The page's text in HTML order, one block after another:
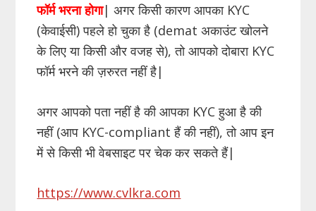
फॉर्म भरना होगा| अगर किसी कारण आपका KYC
(केवाईसी) पहले हो चुका है (demat अकाउंट खोलने
के लिए या किसी और वजह से), तो आपको दोबारा KYC
फॉर्म भरने की ज़रुरत नहीं है|
अगर आपको पता नहीं है की आपका KYC हुआ है की
नहीं (आप KYC-compliant हैं की नहीं), तो आप इन
में से किसी भी वेबसाइट पर चेक कर सकते हैं|
https://www.cvlkra.com